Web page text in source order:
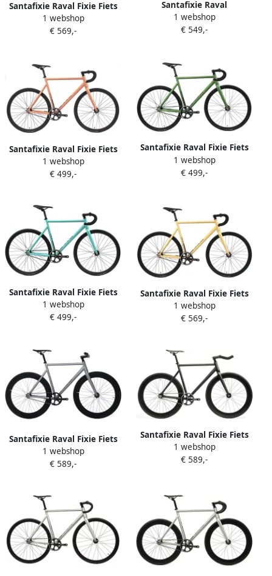
Santafixie Raval Fixie Fiets
Raw 60mm 2S
1 webshop
€ 569,-
Santafixie Raval
Terugtrapem Fiets Matte
Black 30mm
1 webshop
€ 549,-
Santafixie Raval Fixie Fiets
Anthozoa 30mm
1 webshop
€ 499,-
Santafixie Raval Fixie Fiets
Army 30mm
1 webshop
€ 499,-
Santafixie Raval Fixie Fiets
Hydrozoa 30mm
1 webshop
€ 499,-
Santafixie Raval Fixie Fiets
Desert 30mm
1 webshop
€ 569,-
Santafixie Raval Fixie Fiets
Matte Grey 60mm
1 webshop
€ 589,-
Santafixie Raval Fixie Fiets
Matte Black 60mm
1 webshop
€ 589,-